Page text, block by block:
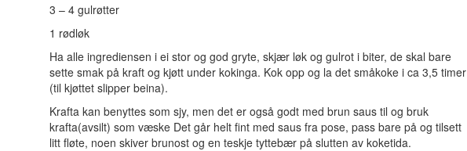
3 – 4 gulrøtter
1 rødløk
Ha alle ingrediensen i ei stor og god gryte, skjær løk og gulrot i biter, de skal bare
sette smak på kraft og kjøtt under kokinga. Kok opp og la det småkoke i ca 3,5 timer
(til kjøttet slipper beina).
Krafta kan benyttes som sjy, men det er også godt med brun saus til og bruk
krafta(avsilt) som væske Det går helt fint med saus fra pose, pass bare på og tilsett
litt fløte, noen skiver brunost og en teskje tyttebær på slutten av koketida.